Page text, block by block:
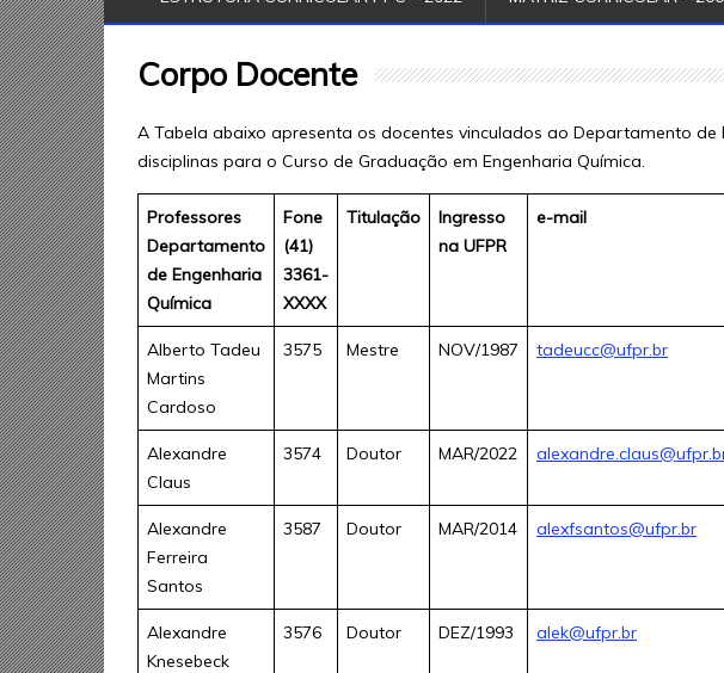
Corpo Docente
A Tabela abaixo apresenta os docentes vinculados ao Departamento de
disciplinas para o Curso de Graduação em Engenharia Química.
Professores
Departamento
de Engenharia
Química
Fone
(41)
3361-
XXXX
Titulação
Ingresso
na UFPR
e-mail
Alberto Tadeu
Martins
Cardoso
3575 Mestre NOV/1987 tadeucc@ufpr.br
Alexandre
Claus
3574 Doutor MAR/2022
Alexandre
Ferreira
Santos
3587 Doutor MAR/2014 alexfsantos@ufpr.br
Alexandre
Knesebeck
3576 Doutor DEZ/1993 alek@ufpr.br